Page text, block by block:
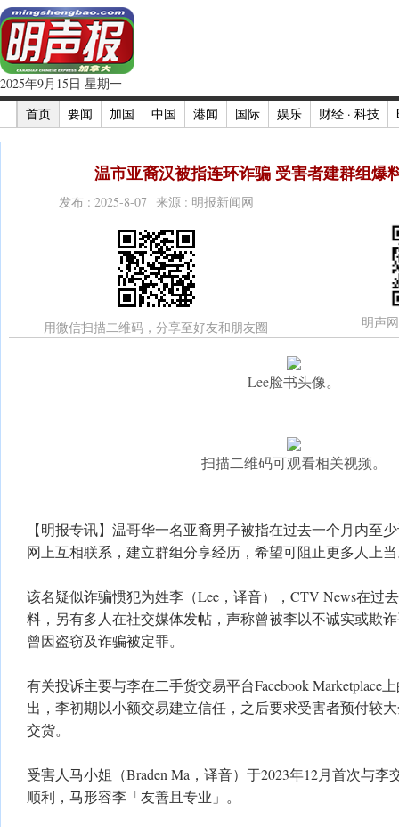
2025年9月15日 星期一
首页
要闻 加国 中国 港闻 国际 娱乐 财经 · 科技
温市亚裔汉被指连环诈骗 受害者建群组爆
发布 : 2025-8-07 来源 : 明报新闻网
用微信扫描二维码，分享至好友和朋友圈 明声
Lee脸书头像。
扫描二维码可观看相关视频。
【明报专讯】温哥华一名亚裔男子被指在过去一个月内至
网上互相联系，建立群组分享经历，希望可阻止更多人上
该名疑似诈骗惯犯为姓李（Lee，译音），CTV News在过
料，另有多人在社交媒体发帖，声称曾被李以不诚实或欺
曾因盗窃及诈骗被定罪。
有关投诉主要与李在二手货交易平台Facebook Marketplace
出，李初期以小额交易建立信任，之后要求受害者预付较
交货。
受害人马小姐（Braden Ma，译音）于2023年12月首次与
顺利，马形容李「友善且专业」。